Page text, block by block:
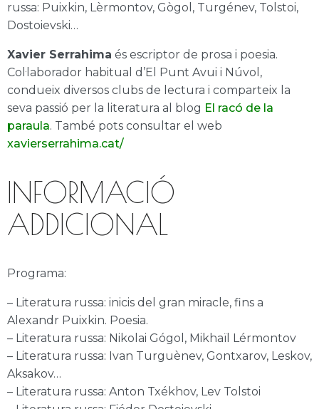
russa: Puixkin, Lèrmontov, Gògol, Turgénev, Tolstoi,
Dostoievski…
Xavier Serrahima és escriptor de prosa i poesia.
Col·laborador habitual d’El Punt Avui i Núvol,
condueix diversos clubs de lectura i comparteix la
seva passió per la literatura al blog El racó de la
paraula. També pots consultar el web
xavierserrahima.cat/
INFORMACIÓ
ADDICIONAL
Programa:
– Literatura russa: inicis del gran miracle, fins a
Alexandr Puixkin. Poesia.
– Literatura russa: Nikolai Gógol, Mikhaïl Lérmontov
– Literatura russa: Ivan Turguènev, Gontxarov, Leskov,
Aksakov…
– Literatura russa: Anton Txékhov, Lev Tolstoi